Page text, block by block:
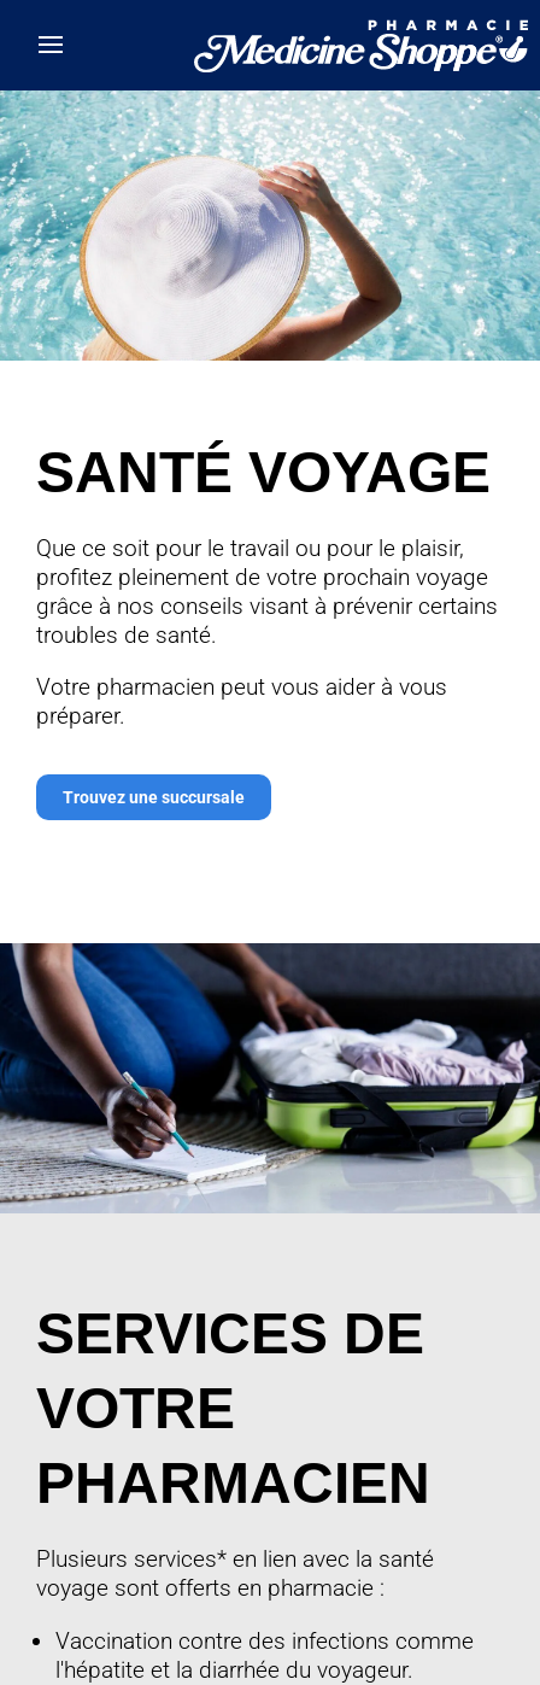
SANTÉ VOYAGE
Que ce soit pour le travail ou pour le plaisir,
profitez pleinement de votre prochain voyage
grâce à nos conseils visant à prévenir certains
troubles de santé.
Votre pharmacien peut vous aider à vous
préparer.
Trouvez une succursale
SERVICES DE
VOTRE
PHARMACIEN
Plusieurs services* en lien avec la santé
voyage sont offerts en pharmacie :
Vaccination contre des infections comme
l'hépatite et la diarrhée du voyageur.